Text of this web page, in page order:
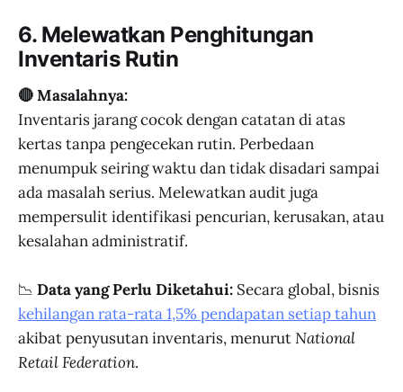
6. Melewatkan Penghitungan
Inventaris Rutin
🔴 Masalahnya:
Inventaris jarang cocok dengan catatan di atas
kertas tanpa pengecekan rutin. Perbedaan
menumpuk seiring waktu dan tidak disadari sampai
ada masalah serius. Melewatkan audit juga
mempersulit identifikasi pencurian, kerusakan, atau
kesalahan administratif.
📉 Data yang Perlu Diketahui: Secara global, bisnis
kehilangan rata-rata 1,5% pendapatan setiap tahun
akibat penyusutan inventaris, menurutNational
Retail Federation.